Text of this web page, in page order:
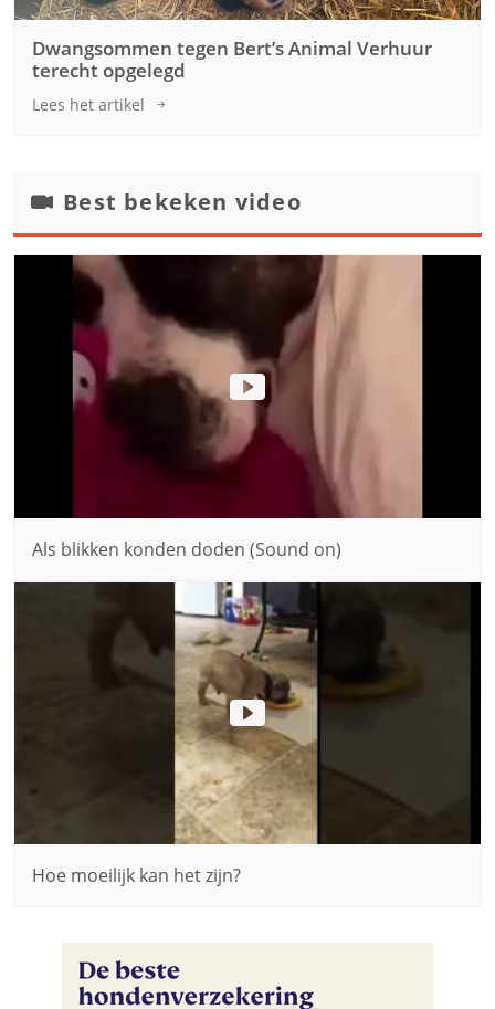
Dwangsommen tegen Bert’s Animal Verhuur
terecht opgelegd
Lees het artikel
Best bekeken video
Als blikken konden doden (Sound on)
Hoe moeilijk kan het zijn?